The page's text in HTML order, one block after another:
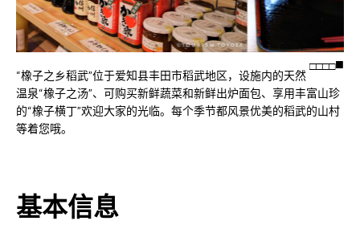
□□□□
“橡子之乡稻武”位于爱知县丰田市稻武地区，设施内的天然
温泉“橡子之汤”、可购买新鲜蔬菜和新鲜出炉面包、享用丰富山珍
的“橡子横丁”欢迎大家的光临。每个季节都风景优美的稻武的山村
等着您哦。
基本信息